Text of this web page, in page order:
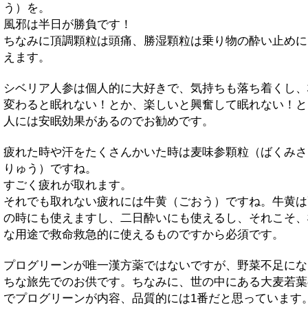
う）を。
風邪は半日が勝負です！
ちなみに頂調顆粒は頭痛、勝湿顆粒は乗り物の酔い止め
えます。
シベリア人参は個人的に大好きで、気持ちも落ち着くし
変わると眠れない！とか、楽しいと興奮して眠れない！
人には安眠効果があるのでお勧めです。
疲れた時や汗をたくさんかいた時は麦味参顆粒（ばくみ
りゅう）ですね。
すごく疲れが取れます。
それでも取れない疲れには牛黄（ごおう）ですね。牛黄
の時にも使えますし、二日酔いにも使えるし、それこそ
な用途で救命救急的に使えるものですから必須です。
プログリーンが唯一漢方薬ではないですが、野菜不足に
ちな旅先でのお供です。ちなみに、世の中にある大麦若
でプログリーンが内容、品質的には1番だと思っています